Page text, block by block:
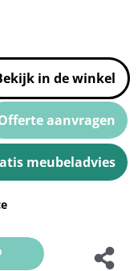
in de winkel
aanvragen
meubeladvies